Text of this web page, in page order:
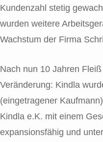
Kundenzahl stetig
wurden weitere
Wachstum der Firma
Nach nun 10 Jahren
Veränderung: Kindla
(eingetragener Kaufmann)
Kindla e.K. mit einem
expansionsfähig und